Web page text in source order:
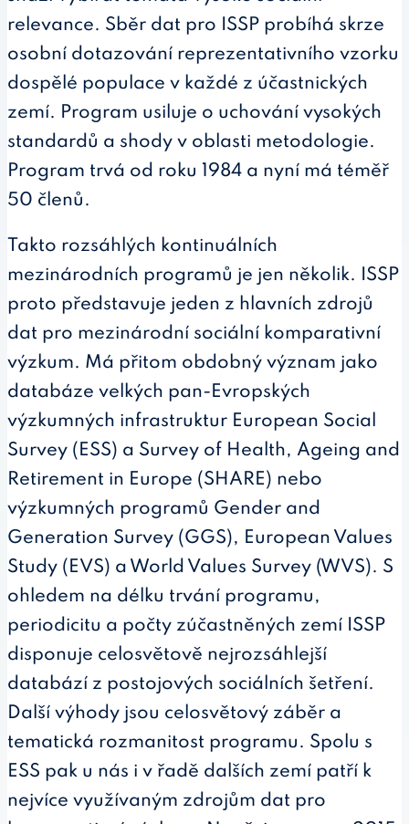
relevance. Sběr dat pro ISSP probíhá skrze
osobní dotazování reprezentativního vzorku
dospělé populace v každé z účastnických
zemí. Program usiluje o uchování vysokých
standardů a shody v oblasti metodologie.
Program trvá od roku 1984 a nyní má téměř
50 členů.
Takto rozsáhlých kontinuálních
mezinárodních programů je jen několik. ISSP
proto představuje jeden z hlavních zdrojů
dat pro mezinárodní sociální komparativní
výzkum. Má přitom obdobný význam jako
databáze velkých pan-Evropských
výzkumných infrastruktur European Social
Survey (ESS) a Survey of Health, Ageing and
Retirement in Europe (SHARE) nebo
výzkumných programů Gender and
Generation Survey (GGS), European Values
Study (EVS) a World Values Survey (WVS). S
ohledem na délku trvání programu,
periodicitu a počty zúčastněných zemí ISSP
disponuje celosvětově nejrozsáhlejší
databází z postojových sociálních šetření.
Další výhody jsou celosvětový záběr a
tematická rozmanitost programu. Spolu s
ESS pak u nás i v řadě dalších zemí patří k
nejvíce využívaným zdrojům dat pro